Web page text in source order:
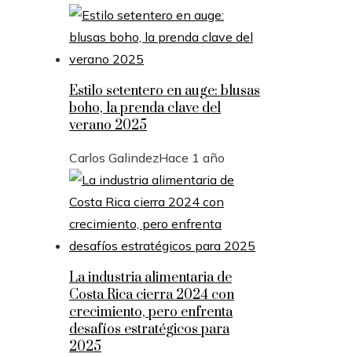
Estilo setentero en auge: blusas
boho, la prenda clave del
verano 2025
Carlos GalindezHace 1 año
La industria alimentaria de
Costa Rica cierra 2024 con
crecimiento, pero enfrenta
desafíos estratégicos para
2025